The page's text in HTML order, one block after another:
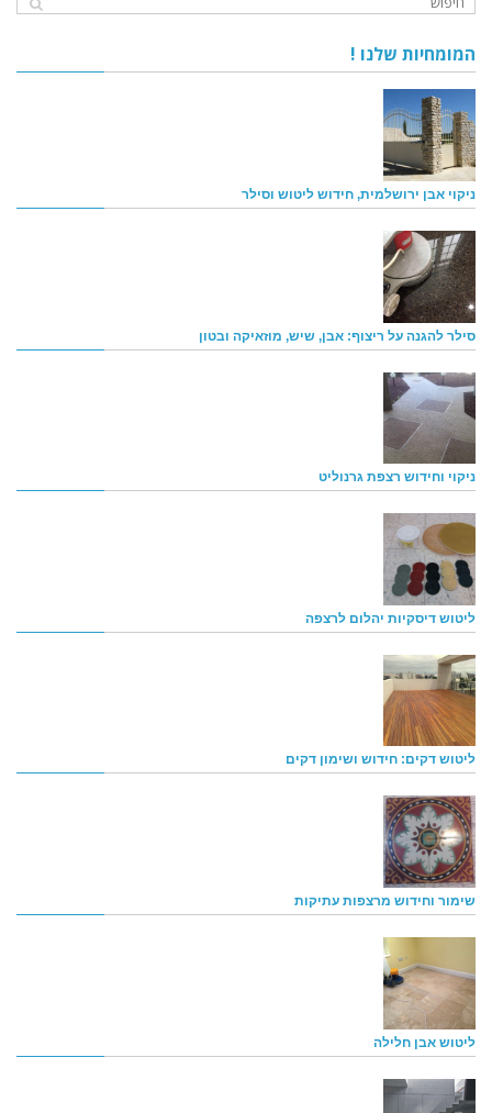
המומחיות שלנו !
ניקוי אבן ירושלמית, חידוש ליטוש וסילר
סילר להגנה על ריצוף: אבן, שיש, מוזאיקה ובטון
ניקוי וחידוש רצפת גרנוליט
ליטוש דיסקיות יהלום לרצפה
ליטוש דקים: חידוש ושימון דקים
שימור וחידוש מרצפות עתיקות
ליטוש אבן חלילה